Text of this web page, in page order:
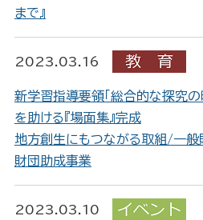
まで』
2023.03.16
新学習指導要領「総合的な探究
を助ける『場面集』完成
地方創生にもつながる取組/一
財団助成事業
2023.03.10